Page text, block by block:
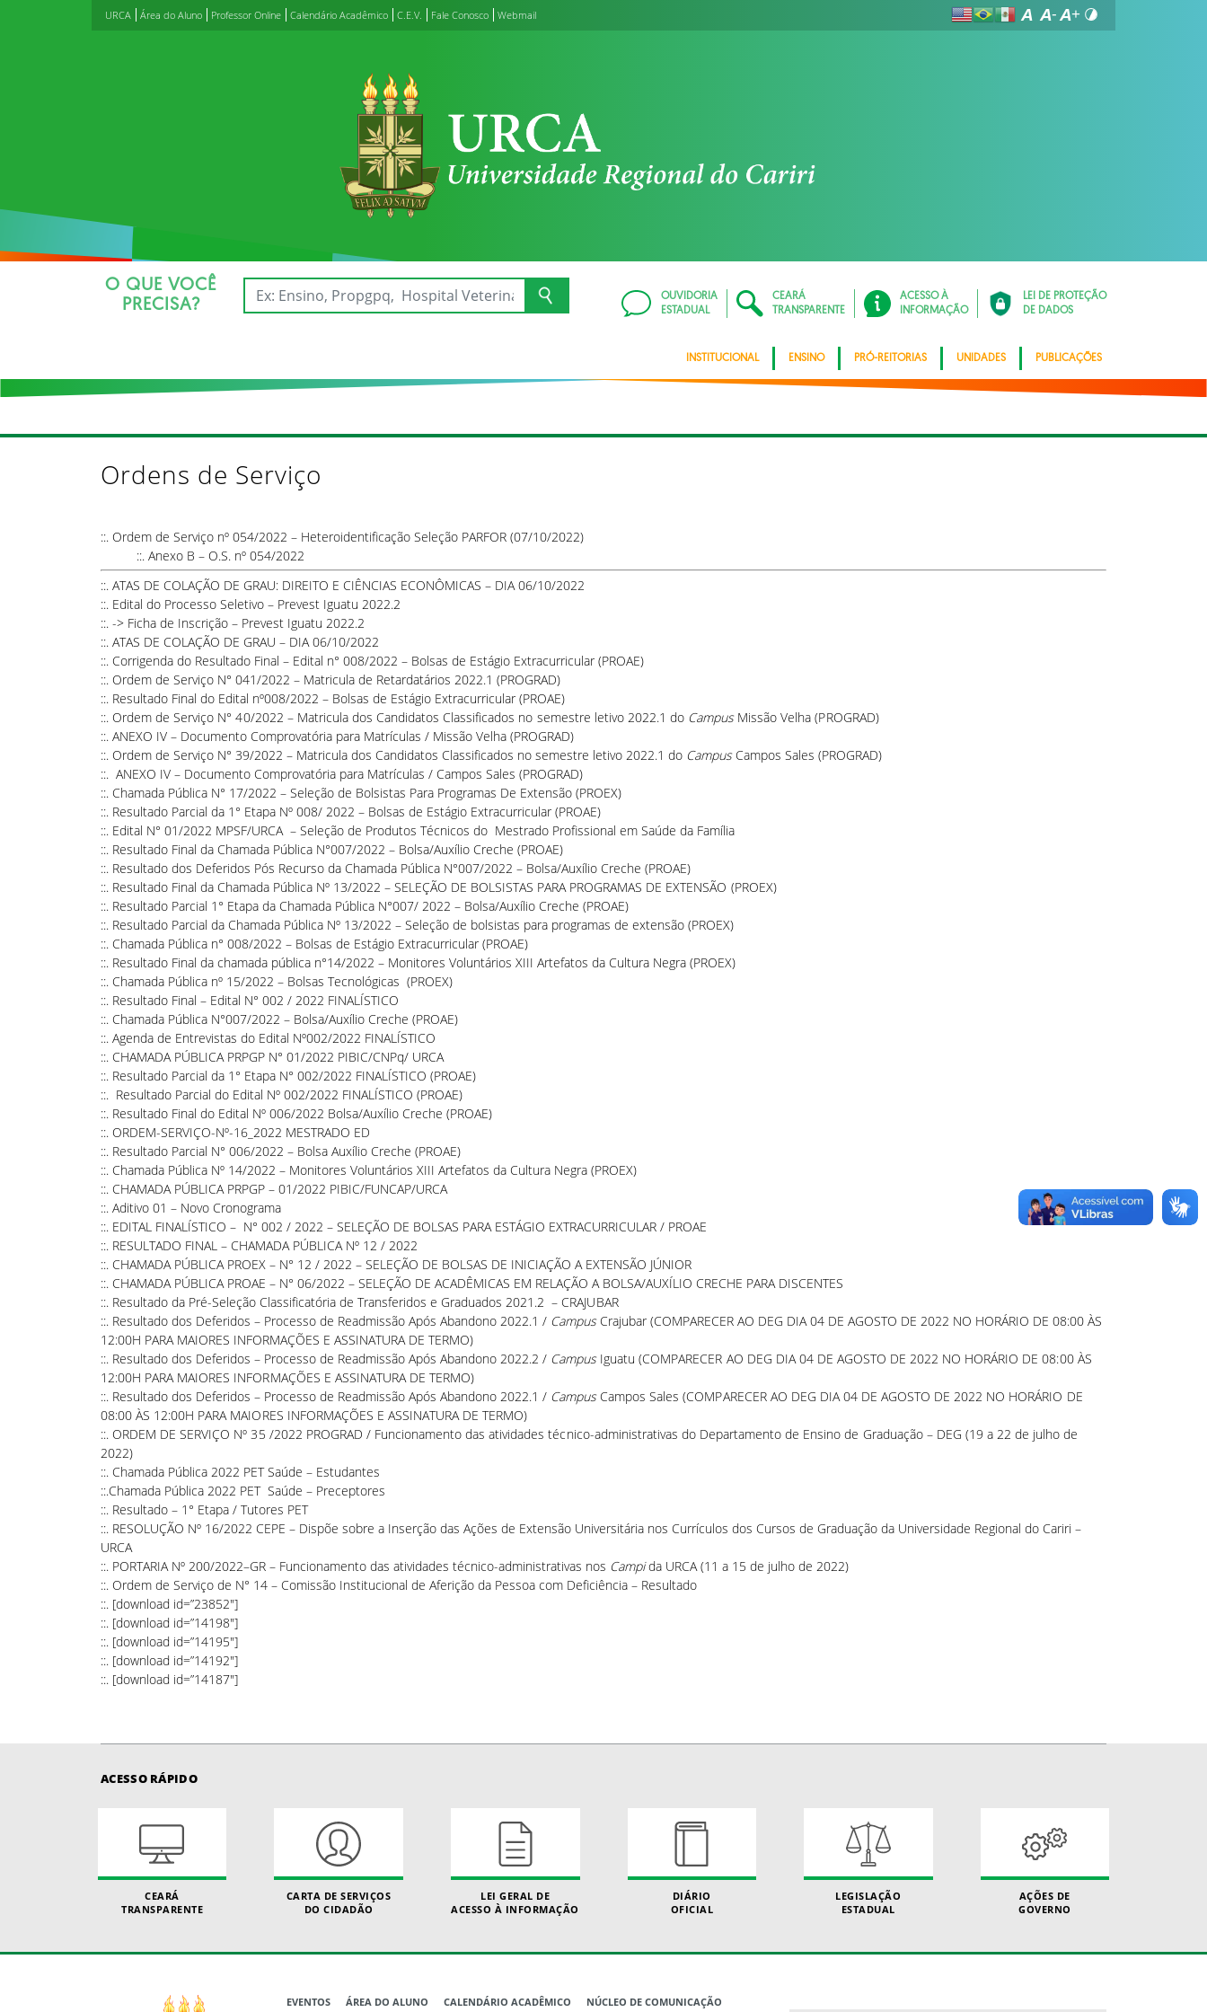
URCA Área do Aluno Professor Online Calendário Acadêmico C.E.V. Fale Conosco Webmail
O QUE VOCÊ
PRECISA?
OUVIDORIA
ESTADUAL
CEARÁ
TRANSPARENTE
ACESSO À
INFORMAÇÃO
LEI DE PROTEÇÃO
DE DADOS
INSTITUCIONAL ENSINO PRÓ-REITORIAS UNIDADES PUBLICAÇÕES
Ordens de Serviço
::. Ordem de Serviço nº 054/2022 – Heteroidentificação Seleção PARFOR (07/10/2022)
::. Anexo B – O.S. nº 054/2022
::. ATAS DE COLAÇÃO DE GRAU: DIREITO E CIÊNCIAS ECONÔMICAS – DIA 06/10/2022
::. Edital do Processo Seletivo – Prevest Iguatu 2022.2
::. -> Ficha de Inscrição – Prevest Iguatu 2022.2
::. ATAS DE COLAÇÃO DE GRAU – DIA 06/10/2022
::. Corrigenda do Resultado Final – Edital n° 008/2022 – Bolsas de Estágio Extracurricular (PROAE)
::. Ordem de Serviço N° 041/2022 – Matricula de Retardatários 2022.1 (PROGRAD)
::. Resultado Final do Edital nº008/2022 – Bolsas de Estágio Extracurricular (PROAE)
::. Ordem de Serviço N° 40/2022 – Matricula dos Candidatos Classificados no semestre letivo 2022.1 do CampusMissão Velha (PROGRAD)
::. ANEXO IV – Documento Comprovatória para Matrículas / Missão Velha (PROGRAD)
::. Ordem de Serviço N° 39/2022 – Matricula dos Candidatos Classificados no semestre letivo 2022.1 do CampusCampos Sales (PROGRAD)
::. ANEXO IV – Documento Comprovatória para Matrículas / Campos Sales (PROGRAD)
::. Chamada Pública N° 17/2022 – Seleção de Bolsistas Para Programas De Extensão (PROEX)
::. Resultado Parcial da 1° Etapa Nº 008/ 2022 – Bolsas de Estágio Extracurricular (PROAE)
::. Edital N° 01/2022 MPSF/URCA – Seleção de Produtos Técnicos do Mestrado Profissional em Saúde da Família
::. Resultado Final da Chamada Pública N°007/2022 – Bolsa/Auxílio Creche (PROAE)
::. Resultado dos Deferidos Pós Recurso da Chamada Pública N°007/2022 – Bolsa/Auxílio Creche (PROAE)
::. Resultado Final da Chamada Pública Nº 13/2022 – SELEÇÃO DE BOLSISTAS PARA PROGRAMAS DE EXTENSÃO (PROEX)
::. Resultado Parcial 1° Etapa da Chamada Pública N°007/ 2022 – Bolsa/Auxílio Creche (PROAE)
::. Resultado Parcial da Chamada Pública Nº 13/2022 – Seleção de bolsistas para programas de extensão (PROEX)
::. Chamada Pública n° 008/2022 – Bolsas de Estágio Extracurricular (PROAE)
::. Resultado Final da chamada pública n°14/2022 – Monitores Voluntários XIII Artefatos da Cultura Negra (PROEX)
::. Chamada Pública nº 15/2022 – Bolsas Tecnológicas (PROEX)
::. Resultado Final – Edital N° 002 / 2022 FINALÍSTICO
::. Chamada Pública N°007/2022 – Bolsa/Auxílio Creche (PROAE)
::. Agenda de Entrevistas do Edital Nº002/2022 FINALÍSTICO
::. CHAMADA PÚBLICA PRPGP N° 01/2022 PIBIC/CNPq/ URCA
::. Resultado Parcial da 1° Etapa N° 002/2022 FINALÍSTICO (PROAE)
::. Resultado Parcial do Edital Nº 002/2022 FINALÍSTICO (PROAE)
::. Resultado Final do Edital Nº 006/2022 Bolsa/Auxílio Creche (PROAE)
::. ORDEM-SERVIÇO-Nº-16_2022 MESTRADO ED
::. Resultado Parcial N° 006/2022 – Bolsa Auxílio Creche (PROAE)
::. Chamada Pública Nº 14/2022 – Monitores Voluntários XIII Artefatos da Cultura Negra (PROEX)
::. CHAMADA PÚBLICA PRPGP – 01/2022 PIBIC/FUNCAP/URCA
::. Aditivo 01 – Novo Cronograma
::. EDITAL FINALÍSTICO – N° 002 / 2022 – SELEÇÃO DE BOLSAS PARA ESTÁGIO EXTRACURRICULAR / PROAE
::. RESULTADO FINAL – CHAMADA PÚBLICA Nº 12 / 2022
::. CHAMADA PÚBLICA PROEX – N° 12 / 2022 – SELEÇÃO DE BOLSAS DE INICIAÇÃO A EXTENSÃO JÚNIOR
::. CHAMADA PÚBLICA PROAE – N° 06/2022 – SELEÇÃO DE ACADÊMICAS EM RELAÇÃO A BOLSA/AUXÍLIO CRECHE PARA DISCENTES
::. Resultado da Pré-Seleção Classificatória de Transferidos e Graduados 2021.2 – CRAJUBAR
::. Resultado dos Deferidos – Processo de Readmissão Após Abandono 2022.1 / CampusCrajubar (COMPARECER AO DEG DIA 04 DE AGOSTO DE 2022 NO HORÁRIO DE 08:00 ÀS
12:00H PARA MAIORES INFORMAÇÕES E ASSINATURA DE TERMO)
::. Resultado dos Deferidos – Processo de Readmissão Após Abandono 2022.2 / Campus Iguatu (COMPARECER AO DEG DIA 04 DE AGOSTO DE 2022 NO HORÁRIO DE 08:00 ÀS
12:00H PARA MAIORES INFORMAÇÕES E ASSINATURA DE TERMO)
::. Resultado dos Deferidos – Processo de Readmissão Após Abandono 2022.1 / Campus Campos Sales (COMPARECER AO DEG DIA 04 DE AGOSTO DE 2022 NO HORÁRIO DE
08:00 ÀS 12:00H PARA MAIORES INFORMAÇÕES E ASSINATURA DE TERMO)
::. ORDEM DE SERVIÇO Nº 35 /2022 PROGRAD / Funcionamento das atividades técnico-administrativas do Departamento de Ensino de Graduação – DEG (19 a 22 de julho de
2022)
::. Chamada Pública 2022 PET Saúde – Estudantes
::.Chamada Pública 2022 PET Saúde – Preceptores
::. Resultado – 1° Etapa / Tutores PET
::. RESOLUÇÃO Nº 16/2022 CEPE – Dispõe sobre a Inserção das Ações de Extensão Universitária nos Currículos dos Cursos de Graduação da Universidade Regional do Cariri –
URCA
::. PORTARIA Nº 200/2022–GR – Funcionamento das atividades técnico-administrativas nos Campida URCA (11 a 15 de julho de 2022)
::. Ordem de Serviço de N° 14 – Comissão Institucional de Aferição da Pessoa com Deficiência – Resultado
::. [download id=”23852″]
::. [download id=”14198″]
::. [download id=”14195″]
::. [download id=”14192″]
::. [download id=”14187″]
ACESSO RÁPIDO
CEARÁ
TRANSPARENTE
CARTA DE SERVIÇOS
DO CIDADÃO
LEI GERAL DE
ACESSO À INFORMAÇÃO
DIÁRIO
OFICIAL
LEGISLAÇÃO
ESTADUAL
AÇÕES DE
GOVERNO
EVENTOS ÁREA DO ALUNO CALENDÁRIO ACADÊMICO NÚCLEO DE COMUNICAÇÃO